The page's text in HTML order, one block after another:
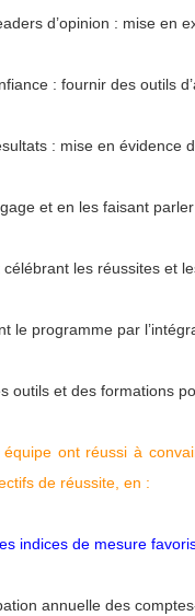
d’opinion : mise en
: fournir des outils
: mise en évidence
et en les faisant
les réussites et
le programme par
outils et des formations
ont réussi à
de réussite, en :
indices de mesure
annuelle des